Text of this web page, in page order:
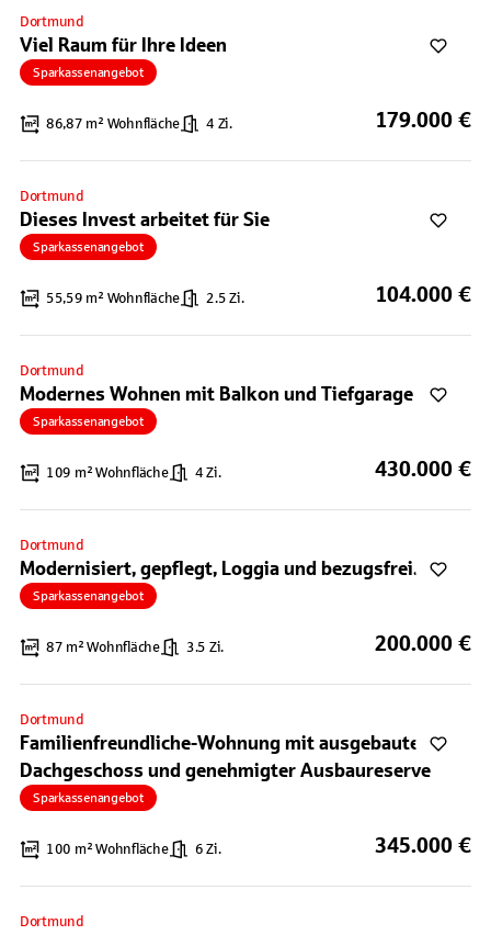
Dortmund
Viel Raum für Ihre Ideen
Sparkassenangebot
86,87 m² Wohnfläche 4 Zi. 179.000 €
Dortmund
Dieses Invest arbeitet für Sie
Sparkassenangebot
55,59 m² Wohnfläche 2.5 Zi. 104.000 €
Dortmund
Modernes Wohnen mit Balkon und Tiefgarage
Sparkassenangebot
109 m² Wohnfläche 4 Zi. 430.000 €
Dortmund
Modernisiert, gepflegt, Loggia und bezugsfrei...
Sparkassenangebot
87 m² Wohnfläche 3.5 Zi. 200.000 €
Dortmund
Familienfreundliche-Wohnung mit ausgebautem
Dachgeschoss und genehmigter Ausbaureserve
Sparkassenangebot
100 m² Wohnfläche 6 Zi. 345.000 €
Dortmund